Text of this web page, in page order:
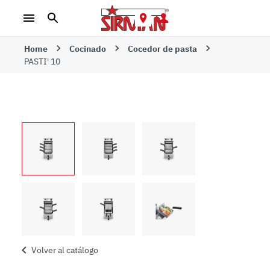
Home Cocinado
Cocedor de pasta
PASTI' 10
Volver al catálogo